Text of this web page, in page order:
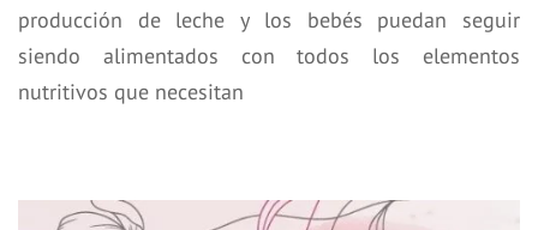
producción de leche y los bebés puedan seguir
siendo alimentados con todos los elementos
nutritivos que necesitan